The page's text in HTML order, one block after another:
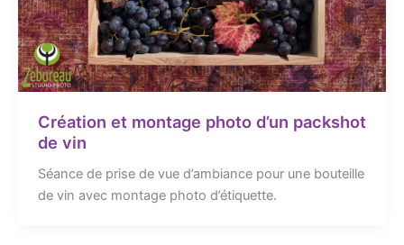
Création et montage photo d’un packshot
de vin
Séance de prise de vue d’ambiance pour une bouteille
de vin avec montage photo d’étiquette.